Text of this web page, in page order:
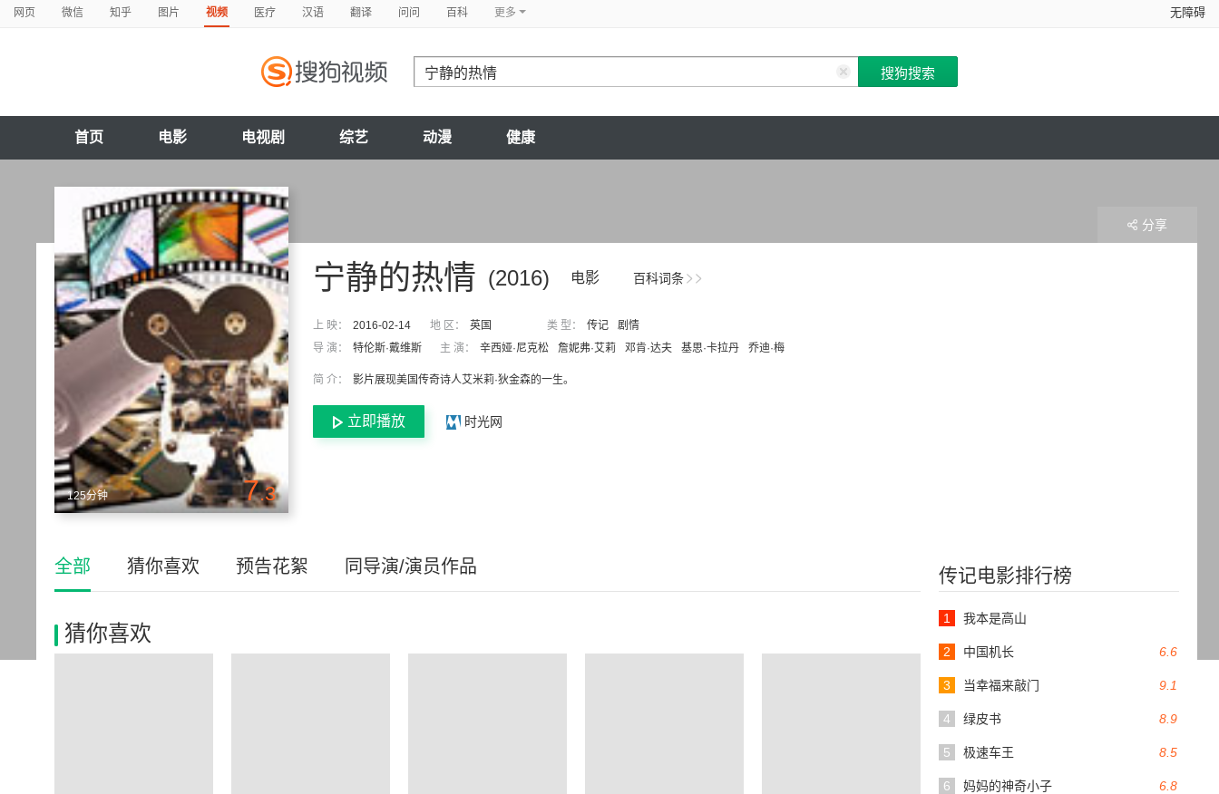
网页 微信 知乎 图片 视频 医疗 汉语 翻译 问问 百科 更多 无障碍
首页 电影 电视剧 综艺 动漫 健康
125分钟 7.3
百科词条
(2016) 电影
宁静的热情
上 映： 2016-02-14 地 区： 英国 类 型： 传记
剧情
导 演：
特伦斯·戴维斯 主 演： 辛西娅·尼克松 詹妮弗·艾莉 邓肯·达夫 基思·卡拉丹 乔迪·梅
简 介： 影片展现美国传奇诗人艾米莉·狄金森的一生。
立即播放 时光网
分享
传记电影排行榜
1 我本是高山
6.6
2 中国机长
9.1
3 当幸福来敲门
8.9
4 绿皮书
8.5
5 极速车王
6.8
6 妈妈的神奇小子
全部 猜你喜欢 预告花絮 同导演/演员作品
猜你喜欢